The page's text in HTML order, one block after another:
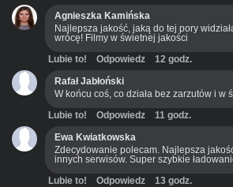
Agnieszka Kamińska
Najlepsza jakość, jaką do tej pory
wrócę! Filmy w świetnej jakości
Lubie to! Odpowiedz
12 godz.
Rafał Jabłoński
W końcu coś, co działa bez zarzutów i w
Lubie to! Odpowiedz
11 godz.
Ewa Kwiatkowska
Zdecydowanie polecam. Najlepsza
innych serwisów. Super szybkie
Lubie to! Odpowiedz 13 godz.